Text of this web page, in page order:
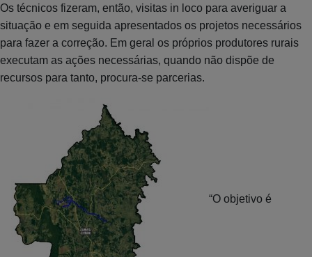
Os técnicos fizeram, então, visitas in loco para averiguar a
situação e em seguida apresentados os projetos necessários
para fazer a correção. Em geral os próprios produtores rurais
executam as ações necessárias, quando não dispõe de
recursos para tanto, procura-se parcerias.
“O objetivo é